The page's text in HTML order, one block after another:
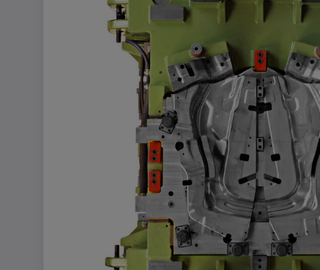
um Nutzereingaben zu
Aktionen eines Nutzers
Cookie Laufzeit: 1 Jahr
_mkto_trk,
_gcl_au, FPAU, _rdt_uuid,
_vis_opt_exp_124_combi,
_vis_opt_exp_140_combi,
ajs_anonymous_id,
_vwo_uuid_v2, _ga,